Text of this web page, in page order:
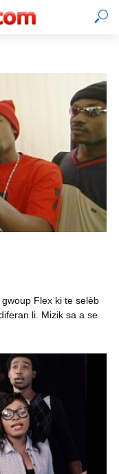
Flex ki te selèb
li. Mizik sa a se